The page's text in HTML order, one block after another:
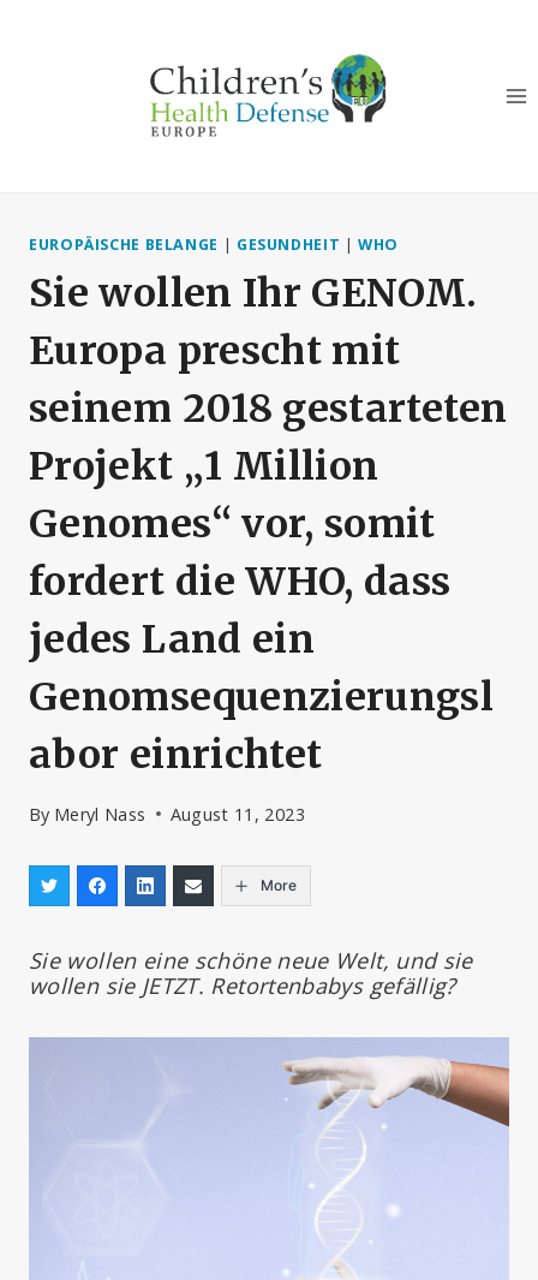
EUROPÄISCHE BELANGE | GESUNDHEIT |WHO
Sie wollen Ihr GENOM.
Europa prescht mit
seinem 2018 gestarteten
Projekt „1 Million
Genomes“ vor, somit
fordert die WHO, dass
jedes Land ein
Genomsequenzierungsl
abor einrichtet
By Meryl Nass August 11, 2023
More
Sie wollen eine schöne neue Welt, und sie
wollen sie JETZT. Retortenbabys gefällig?